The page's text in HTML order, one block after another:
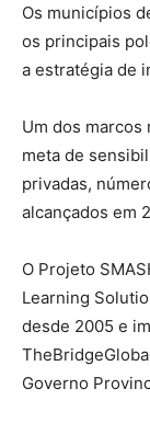
Os municípios
os principais
a estratégia de
Um dos
meta de
privadas,
alcançados em
O Projeto
Learning
desde 2005 e
Governo